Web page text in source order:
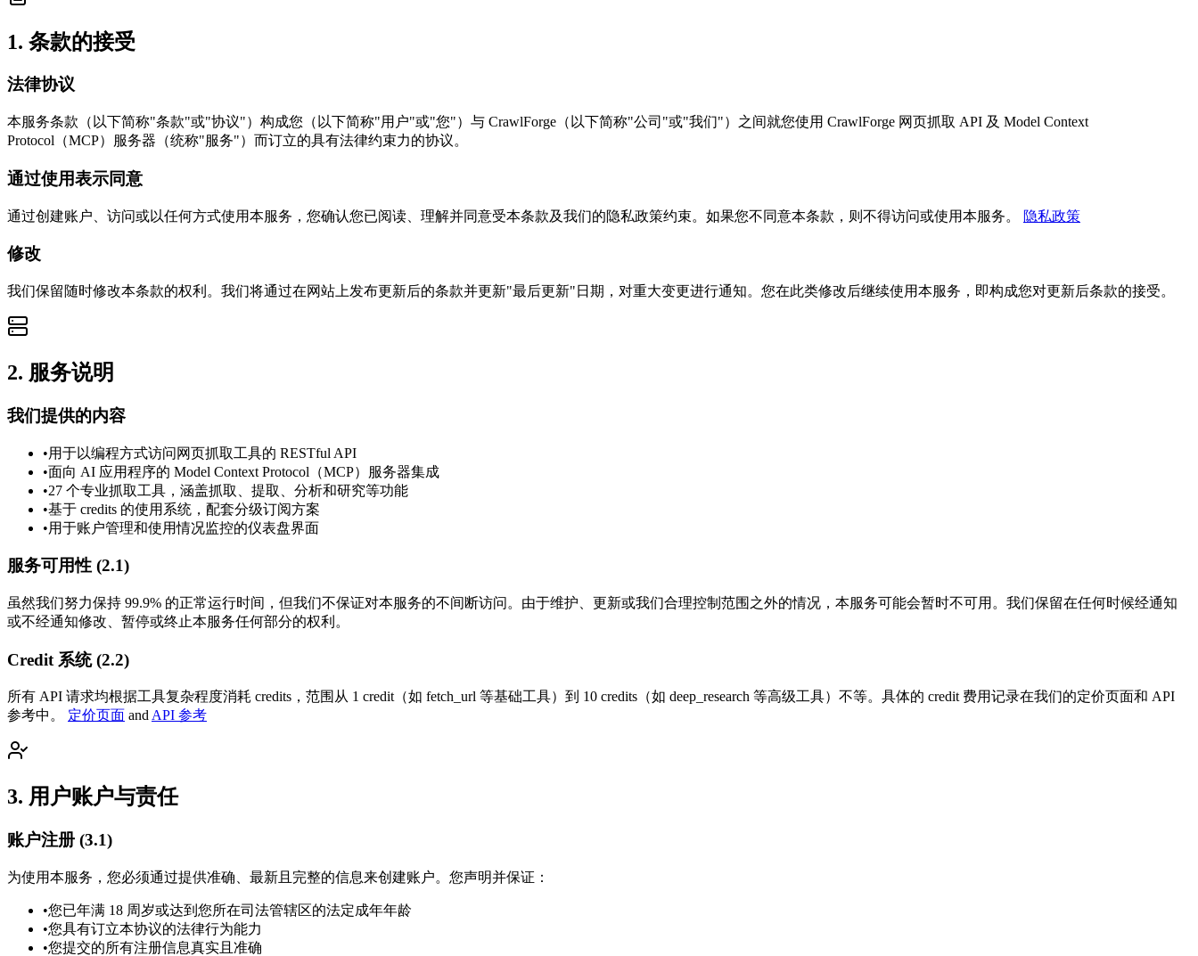
1. 条款的接受
法律协议
本服务条款（以下简称"条款"或"协议"）构成您（以下简称"用户"或"您"）与 CrawlForge（以下简称"公司"或"我们"）之间就您使用 CrawlForge 网页抓取 API 及 Model Context
Protocol（MCP）服务器（统称"服务"）而订立的具有法律约束力的协议。
通过使用表示同意
通过创建账户、访问或以任何方式使用本服务，您确认您已阅读、理解并同意受本条款及我们的隐私政策约束。如果您不同意本条款，则不得访问或使用本服务。 隐私政策
修改
我们保留随时修改本条款的权利。我们将通过在网站上发布更新后的条款并更新"最后更新"日期，对重大变更进行通知。您在此类修改后继续使用本服务，即构成您对更新后条款的接受。
2. 服务说明
我们提供的内容
•用于以编程方式访问网页抓取工具的 RESTful API
•面向 AI 应用程序的 Model Context Protocol（MCP）服务器集成
•27 个专业抓取工具，涵盖抓取、提取、分析和研究等功能
•基于 credits 的使用系统，配套分级订阅方案
•用于账户管理和使用情况监控的仪表盘界面
服务可用性 (2.1)
虽然我们努力保持 99.9% 的正常运行时间，但我们不保证对本服务的不间断访问。由于维护、更新或我们合理控制范围之外的情况，本服务可能会暂时不可用。我们保留在任何时候经通知
或不经通知修改、暂停或终止本服务任何部分的权利。
Credit 系统 (2.2)
所有 API 请求均根据工具复杂程度消耗 credits，范围从 1 credit（如 fetch_url 等基础工具）到 10 credits（如 deep_research 等高级工具）不等。具体的 credit 费用记录在我们的定价页面和 API
参考中。
定价页面 andAPI 参考
3. 用户账户与责任
账户注册 (3.1)
为使用本服务，您必须通过提供准确、最新且完整的信息来创建账户。您声明并保证：
•您已年满 18 周岁或达到您所在司法管辖区的法定成年年龄
•您具有订立本协议的法律行为能力
•您提交的所有注册信息真实且准确